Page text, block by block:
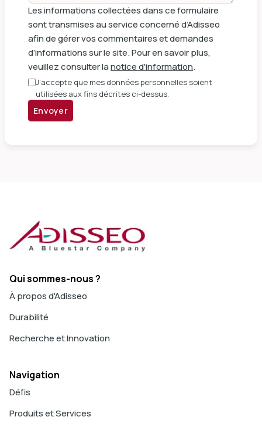
Les informations collectées dans ce formulaire
sont transmises au service concerné d’Adisseo
afin de gérer vos commentaires et demandes
d’informations sur le site. Pour en savoir plus,
veuillez consulter lanotice d'information.
J’accepte que mes données personnelles soient
utilisées aux fins décrites ci-dessus.
Envoyer
Qui sommes-nous ?
À propos d'Adisseo
Durabilité
Recherche et Innovation
Navigation
Défis
Produits et Services